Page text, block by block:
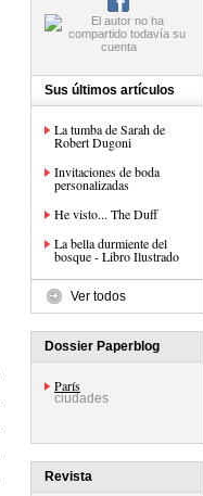
Sus últimos artículos
La tumba de Sarah de
Robert Dugoni
Invitaciones de boda
personalizadas
He visto... The Duff
La bella durmiente del
bosque - Libro Ilustrado
Ver todos
Dossier Paperblog
París
ciudades
Revista